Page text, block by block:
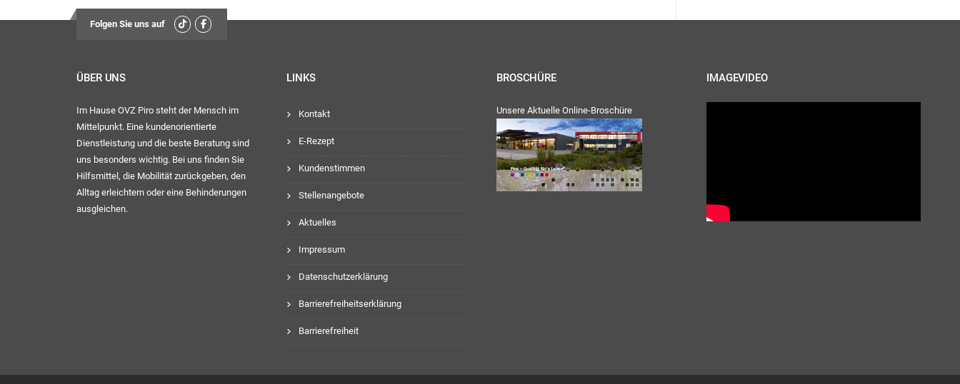
Folgen Sie uns auf
ÜBER UNS
Im Hause OVZ Piro steht der Mensch im
Mittelpunkt. Eine kundenorientierte
Dienstleistung und die beste Beratung sind
uns besonders wichtig. Bei uns finden Sie
Hilfsmittel, die Mobilität zurückgeben, den
Alltag erleichtern oder eine Behinderungen
ausgleichen.
LINKS
Kontakt
E-Rezept
Kundenstimmen
Stellenangebote
Aktuelles
Impressum
Datenschutzerklärung
Barrierefreiheitserklärung
Barrierefreiheit
BROSCHÜRE
Unsere Aktuelle Online-Broschüre
IMAGEVIDEO